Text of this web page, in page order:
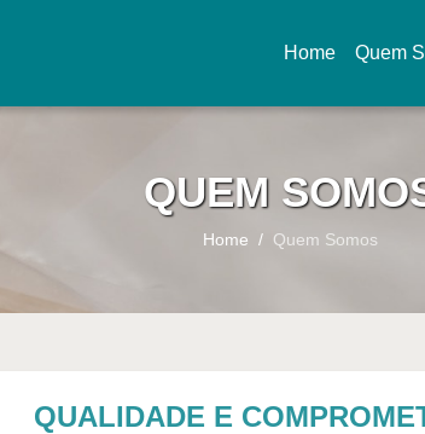
Home
(current)
Quem
QUEM
Home Quem Somos
QUALIDADE E